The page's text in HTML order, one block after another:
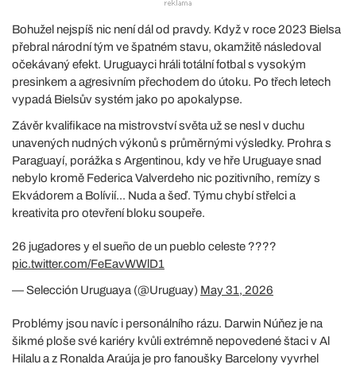
Bohužel nejspíš nic není dál od pravdy. Když v roce 2023 Bielsa
přebral národní tým ve špatném stavu, okamžitě následoval
očekávaný efekt. Uruguayci hráli totální fotbal s vysokým
presinkem a agresivním přechodem do útoku. Po třech letech
vypadá Bielsův systém jako po apokalypse.
Závěr kvalifikace na mistrovství světa už se nesl v duchu
unavených nudných výkonů s průměrnými výsledky. Prohra s
Paraguayí, porážka s Argentinou, kdy ve hře Uruguaye snad
nebylo kromě Federica Valverdeho nic pozitivního, remízy s
Ekvádorem a Bolívií... Nuda a šeď. Týmu chybí střelci a
kreativita pro otevření bloku soupeře.
26 jugadores y el sueño de un pueblo celeste ????
pic.twitter.com/FeEavWWlD1
— Selección Uruguaya (@Uruguay) May 31, 2026
Problémy jsou navíc i personálního rázu. Darwin Núňez je na
šikmé ploše své kariéry kvůli extrémně nepovedené štaci v Al
Hilalu a z Ronalda Araúja je pro fanoušky Barcelony vyvrhel